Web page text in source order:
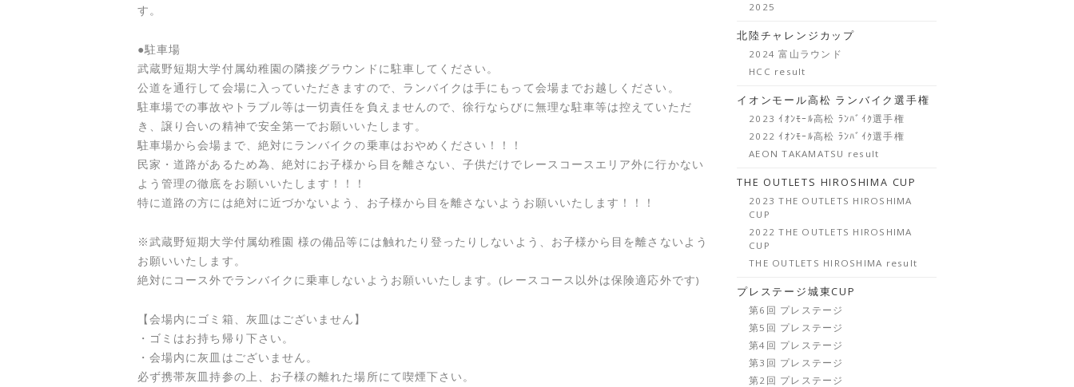
す。
●駐車場
武蔵野短期大学付属幼稚園の隣接グラウンドに駐車してください。
公道を通行して会場に入っていただきますので、ランバイクは手にもって会場までお越しください。
駐車場での事故やトラブル等は一切責任を負えませんので、徐行ならびに無理な駐車等は控えていただ
き、譲り合いの精神で安全第一でお願いいたします。
駐車場から会場まで、絶対にランバイクの乗車はおやめください！！！
民家・道路があるため為、絶対にお子様から目を離さない、子供だけでレースコースエリア外に行かない
よう管理の徹底をお願いいたします！！！
特に道路の方には絶対に近づかないよう、お子様から目を離さないようお願いいたします！！！
※武蔵野短期大学付属幼稚園 様の備品等には触れたり登ったりしないよう、お子様から目を離さないよう
お願いいたします。
絶対にコース外でランバイクに乗車しないようお願いいたします。(レースコース以外は保険適応外です)
【会場内にゴミ箱、灰皿はございません】
・ゴミはお持ち帰り下さい。
・会場内に灰皿はございません。
必ず携帯灰皿持参の上、お子様の離れた場所にて喫煙下さい。
2025
北陸チャレンジカップ
2024 富山ラウンド
HCC result
イオンモール高松 ランバイク選手権
2023 ｲｵﾝﾓｰﾙ高松 ﾗﾝﾊﾞｲｸ選手権
2022 ｲｵﾝﾓｰﾙ高松 ﾗﾝﾊﾞｲｸ選手権
AEON TAKAMATSU result
THE OUTLETS HIROSHIMA CUP
2023 THE OUTLETS HIROSHIMA
CUP
2022 THE OUTLETS HIROSHIMA
CUP
THE OUTLETS HIROSHIMA result
プレステージ城東CUP
第6回 プレステージ
第5回 プレステージ
第4回 プレステージ
第3回 プレステージ
第2回 プレステージ